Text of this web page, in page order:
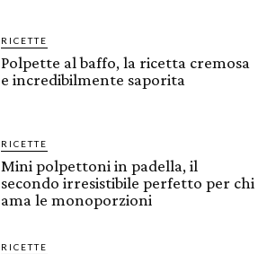
RICETTE
Polpette al baffo, la ricetta cremosa
e incredibilmente saporita
RICETTE
Mini polpettoni in padella, il
secondo irresistibile perfetto per chi
ama le monoporzioni
RICETTE